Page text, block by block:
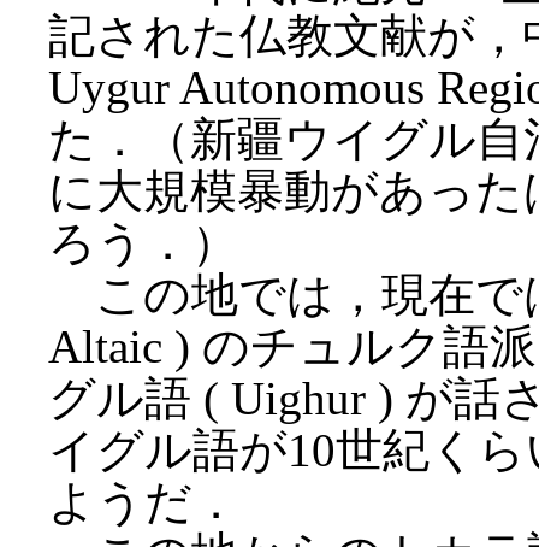
記された仏教文献が
Uygur Autonomous
た．（新疆ウイグル
に大規模暴動があっ
ろう．）
この地では，現在で
Altaic ) のチュルク語
グル語 ( Uighur ) が話
イグル語が10世紀く
ようだ．